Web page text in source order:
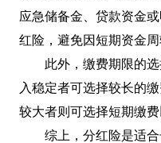
应急储备金、贷款资金
红险，避免因短期资金周
此外，缴费期限的
入稳定者可选择较长的
较大者则可选择短期缴费
综上，分红险是适